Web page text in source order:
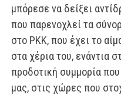
μπόρεσε να δείξει
που παρενοχλεί τα
στο PKK, που έχει το
στα χέρια του, ενάντια
προδοτική συμμορία
μας, στις χώρες που